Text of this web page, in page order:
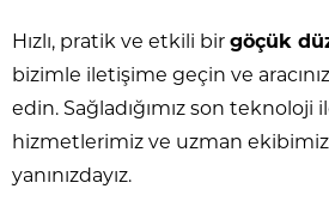
Hızlı, pratik ve etkili bir göçük
bizimle iletişime geçin ve
edin. Sağladığımız son teknoloji
hizmetlerimiz ve uzman
yanınızdayız.